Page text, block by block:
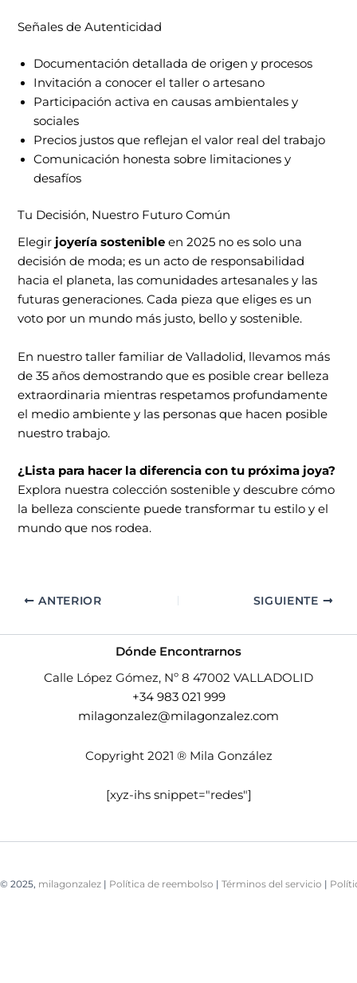
Señales de Autenticidad
Documentación detallada de origen y procesos
Invitación a conocer el taller o artesano
Participación activa en causas ambientales y
sociales
Precios justos que reflejan el valor real del trabajo
Comunicación honesta sobre limitaciones y
desafíos
Tu Decisión, Nuestro Futuro Común
Elegir joyería sostenible en 2025 no es solo una
decisión de moda; es un acto de responsabilidad
hacia el planeta, las comunidades artesanales y las
futuras generaciones. Cada pieza que eliges es un
voto por un mundo más justo, bello y sostenible.
En nuestro taller familiar de Valladolid, llevamos más
de 35 años demostrando que es posible crear belleza
extraordinaria mientras respetamos profundamente
el medio ambiente y las personas que hacen posible
nuestro trabajo.
¿Lista para hacer la diferencia con tu próxima joya?
Explora nuestracolección sostenible y descubre cómo
la belleza consciente puede transformar tu estilo y el
mundo que nos rodea.
ANTERIOR SIGUIENTE
Dónde Encontrarnos
Calle López Gómez, Nº 8 47002 VALLADOLID
+34 983 021 999
milagonzalez@milagonzalez.com
Copyright 2021 ® Mila González
[xyz-ihs snippet="redes"]
© 2025, milagonzalez Política de reembolso Términos del servicio